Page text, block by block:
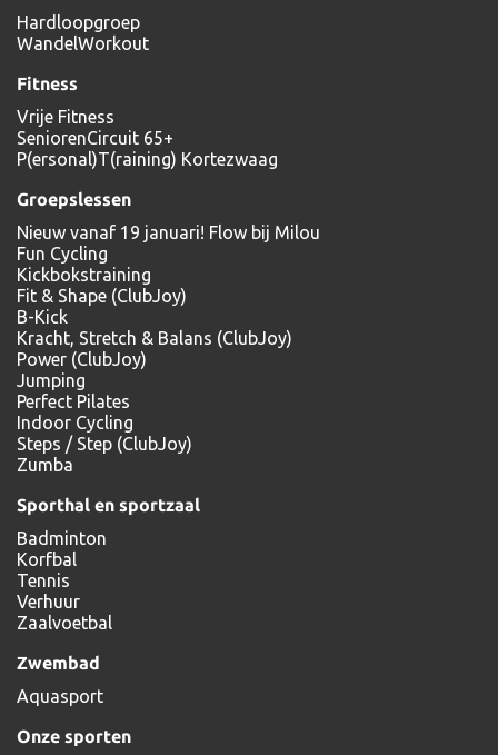
Hardloopgroep
WandelWorkout
Fitness
Vrije Fitness
SeniorenCircuit 65+
P(ersonal)T(raining) Kortezwaag
Groepslessen
Nieuw vanaf 19 januari! Flow bij Milou
Fun Cycling
Kickbokstraining
Fit & Shape (ClubJoy)
B-Kick
Kracht, Stretch & Balans (ClubJoy)
Power (ClubJoy)
Jumping
Perfect Pilates
Indoor Cycling
Steps / Step (ClubJoy)
Zumba
Sporthal en sportzaal
Badminton
Korfbal
Tennis
Verhuur
Zaalvoetbal
Zwembad
Aquasport
Onze sporten